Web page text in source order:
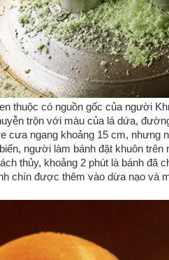
thuộc có nguồn gốc của người
trộn với màu của lá dứa,
cưa ngang khoảng 15 cm, nhưng
người làm bánh đặt khuôn
thủy, khoảng 2 phút là bánh đã
chín được thêm vào dừa nạo và